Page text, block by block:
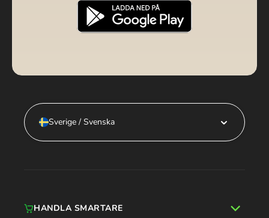
Sverige / Svenska
HANDLA SMARTARE